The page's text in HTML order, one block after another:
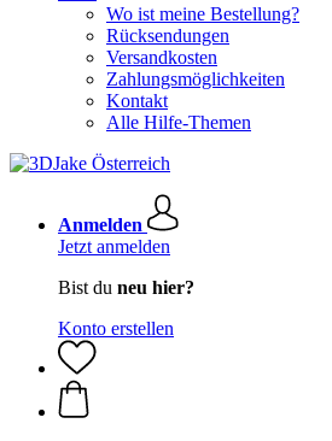
Wo ist meine Bestellung?
Rücksendungen
Versandkosten
Zahlungsmöglichkeiten
Kontakt
Alle Hilfe-Themen
Anmelden
Jetzt anmelden
Bist du neu hier?
Konto erstellen